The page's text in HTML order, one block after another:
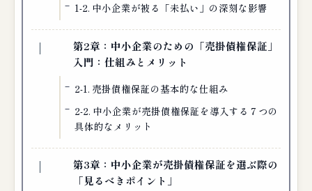
1-2. 中小企業が被る「未払い」の深刻な影響
第2章：中小企業のための「売掛債権保証」
入門：仕組みとメリット
2-1. 売掛債権保証の基本的な仕組み
2-2. 中小企業が売掛債権保証を導入する７つの
具体的なメリット
第3章：中小企業が売掛債権保証を選ぶ際の
「見るべきポイント」